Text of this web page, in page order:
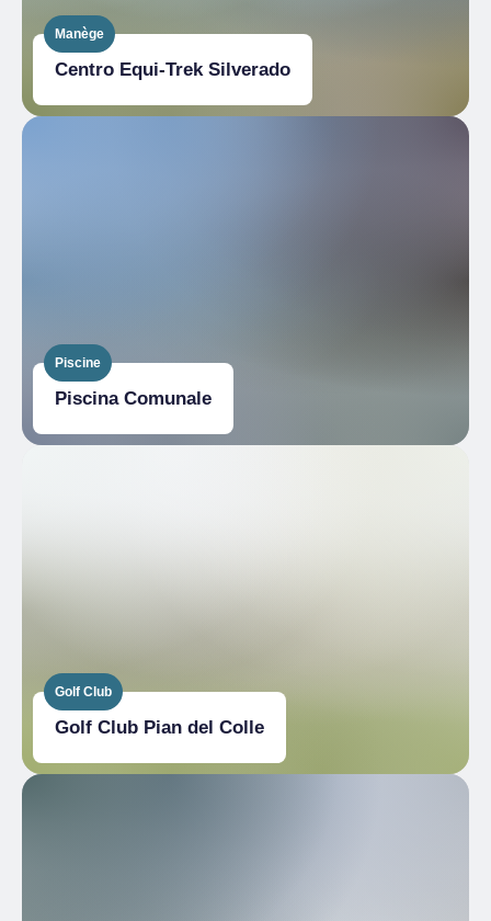
Manège
Centro Equi-Trek Silverado
Piscine
Piscina Comunale
Golf Club
Golf Club Pian del Colle